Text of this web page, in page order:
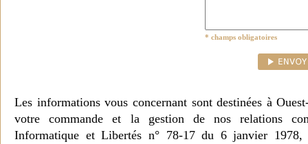
* champs obligatoires
Les informations vous concernant sont destinées à
votre commande et la gestion de nos relations
Informatique et Libertés n° 78-17 du 6 janvier 1978,